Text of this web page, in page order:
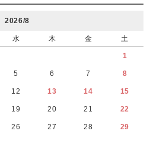
2026/8
水 木 金 土
1
5 6 7 8
12 13 14 15
19 20 21 22
26 27 28 29